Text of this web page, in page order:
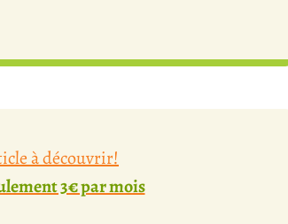
à découvrir!
3€ par mois